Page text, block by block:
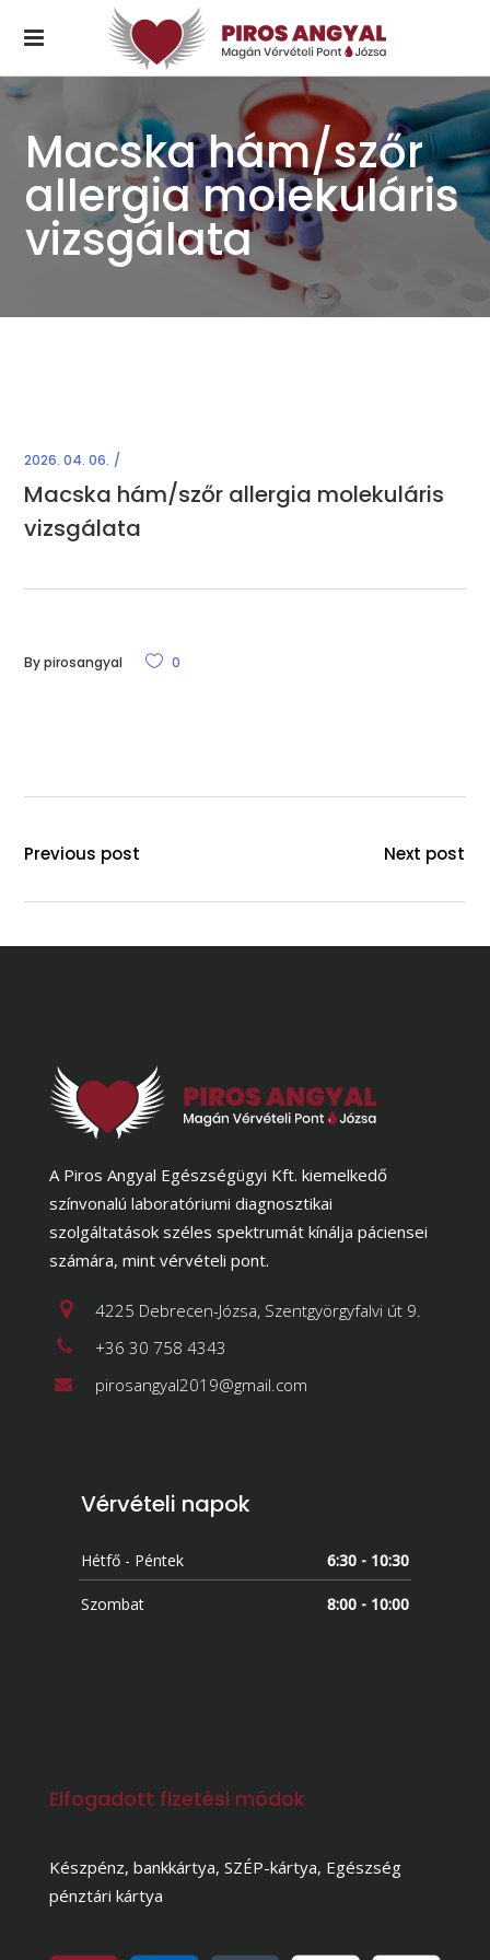
Macska hám/szőr
allergia molekuláris
vizsgálata
2026. 04. 06.
Macska hám/szőr allergia molekuláris
vizsgálata
Bypirosangyal 0
Previous post Next post
A Piros Angyal Egészségügyi Kft. kiemelkedő
színvonalú laboratóriumi diagnosztikai
szolgáltatások széles spektrumát kínálja páciensei
számára, mint vérvételi pont.
4225 Debrecen-Józsa, Szentgyörgyfalvi út 9.
+36 30 758 4343
pirosangyal2019@gmail.com
Vérvételi napok
Hétfő - Péntek 6:30 - 10:30
Szombat 8:00 - 10:00
Elfogadott fizetési módok
Készpénz, bankkártya, SZÉP-kártya, Egészség
pénztári kártya